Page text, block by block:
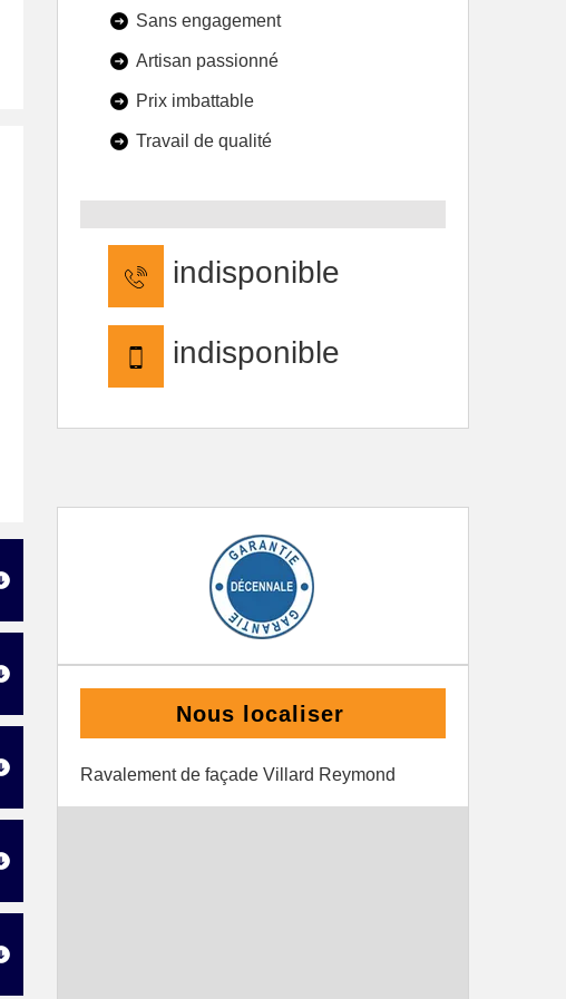
Sans engagement
Artisan passionné
Prix imbattable
Travail de qualité
indisponible
indisponible
Nous localiser
Ravalement de façade Villard Reymond